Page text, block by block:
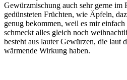
Gewürzmischung auch sehr gerne im
gedünsteten Früchten, wie Äpfeln,
genug bekommen, weil es mir
schmeckt alles gleich noch
besteht aus lauter Gewürzen, die laut
wärmende Wirkung haben.